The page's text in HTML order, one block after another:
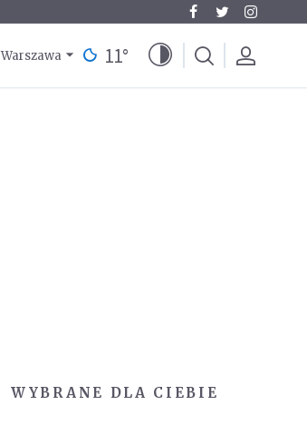
Warszawa 11°
WYBRANE DLA CIEBIE